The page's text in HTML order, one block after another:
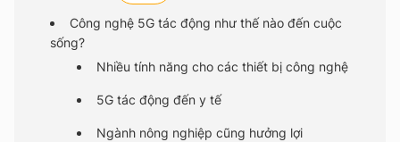
Công nghệ 5G tác động như thế nào đến cuộc
sống?
Nhiều tính năng cho các thiết bị công nghệ
5G tác động đến y tế
Ngành nông nghiệp cũng hưởng lợi